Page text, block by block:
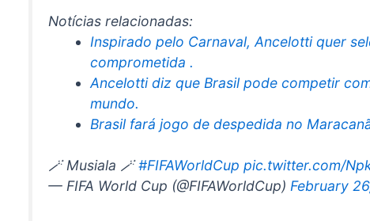
Notícias relacionadas:
Inspirado pelo Carnaval, Ancelotti quer
comprometida .
Ancelotti diz que Brasil pode competir
mundo.
Brasil fará jogo de despedida no
🪄 Musiala 🪄#FIFAWorldCup pic.twitter.com/
— FIFA World Cup (@FIFAWorldCup) February